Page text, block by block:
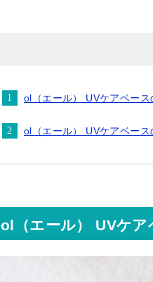
ol（エール） UVケアベース
ol（エール） UVケアベース
ol（エール） UVケア